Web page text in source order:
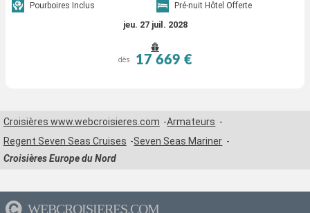
Pourboires Inclus
Pré-nuit Hôtel Offerte
jeu. 27 juil. 2028
dès 17 669 €
Croisières www.webcroisieres.com
Armateurs
Regent Seven Seas Cruises
Seven Seas Mariner
Croisières Europe du Nord
WEBCROISIERES.COM